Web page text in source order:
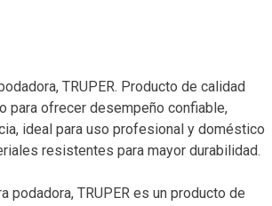
TRUPER. Producto de calidad
para ofrecer desempeño confiable,
ideal para uso profesional y doméstico
resistentes para mayor durabilidad.
podadora, TRUPER es un producto de